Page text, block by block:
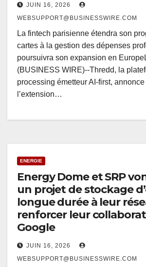
JUIN 16, 2026
WEBSUPPORT@BUSINESSWIRE.COM
La fintech parisienne étendra son
cartes à la gestion des dépenses
poursuivra son expansion en
(BUSINESS WIRE)--Thredd, la
processing émetteur AI-first, annonce
l’extension…
ENERGIE
Energy Dome et SRP
un projet de stockage
longue durée à leur
renforcer leur
Google
JUIN 16, 2026
WEBSUPPORT@BUSINESSWIRE.COM